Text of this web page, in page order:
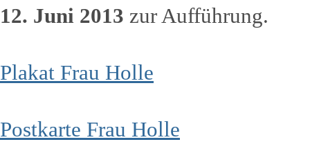
12. Juni 2013 zur Aufführung.
Plakat Frau Holle
Postkarte Frau Holle